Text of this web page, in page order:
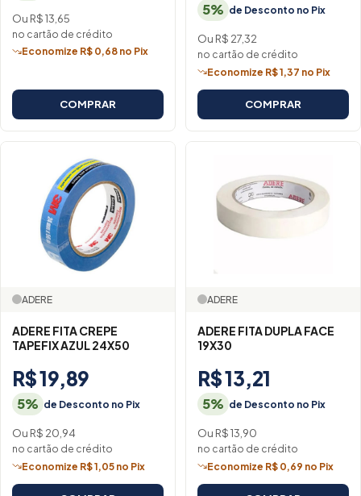
Ou R$ 13,65
no cartão de crédito
Economize R$ 0,68 no Pix
COMPRAR
5% de Desconto no Pix
Ou R$ 27,32
no cartão de crédito
Economize R$ 1,37 no Pix
COMPRAR
ADERE
ADERE FITA CREPE
TAPEFIX AZUL 24X50
R$ 19,89
5% de Desconto no Pix
Ou R$ 20,94
no cartão de crédito
Economize R$ 1,05 no Pix
ADERE
ADERE FITA DUPLA FACE
19X30
R$ 13,21
5% de Desconto no Pix
Ou R$ 13,90
no cartão de crédito
Economize R$ 0,69 no Pix